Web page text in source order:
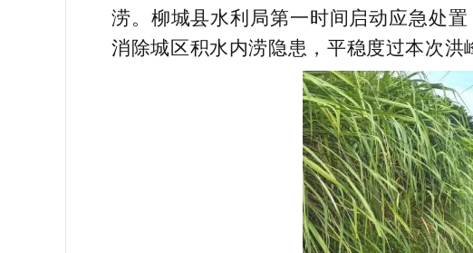
涝。柳城县水利局第一时间启动应急处
消除城区积水内涝隐患，平稳度过本次洪